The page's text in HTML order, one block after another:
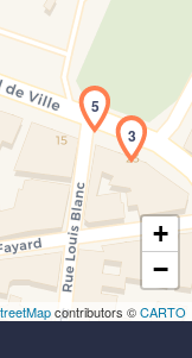
cours...
3
5
+
−
contributors ©CARTO